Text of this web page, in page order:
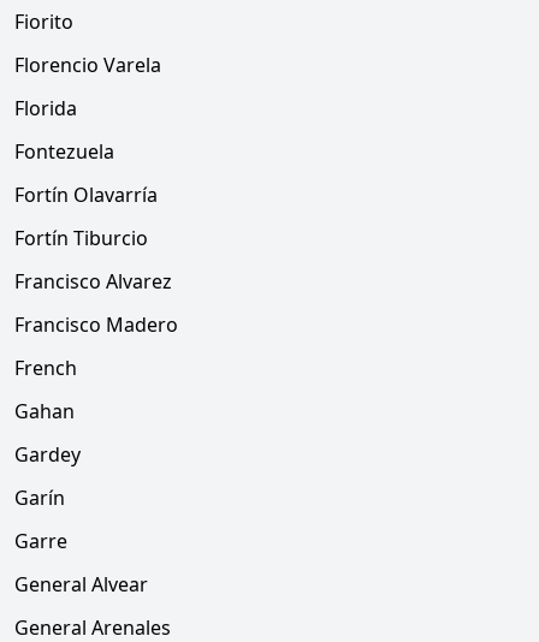
Fiorito
Florencio Varela
Florida
Fontezuela
Fortín Olavarría
Fortín Tiburcio
Francisco Alvarez
Francisco Madero
French
Gahan
Gardey
Garín
Garre
General Alvear
General Arenales